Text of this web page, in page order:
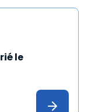
le